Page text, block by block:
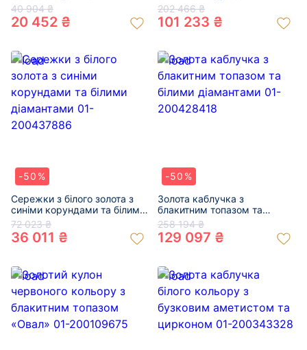
гранатом та білими
діамантами 01-200501558
40 904 ₴
20 452 ₴
корундом та білими
діамантами 01-200485124
202 466 ₴
101 233 ₴
-50%
Сережки з білого золота з
синіми корундами та білими
діамантами 01-200437886
72 023 ₴
36 011 ₴
-50%
Золота каблучка з
блакитним топазом та
білими діамантами 01-
200428418
258 194 ₴
129 097 ₴